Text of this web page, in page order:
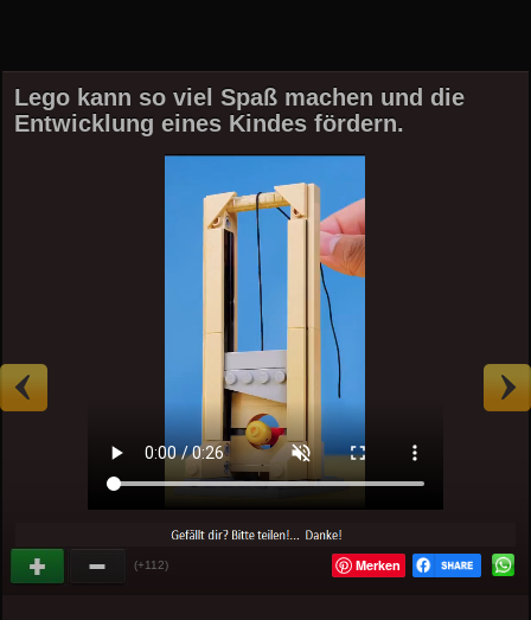
Lego kann so viel Spaß machen und die
Entwicklung eines Kindes fördern.
(+112) Merken